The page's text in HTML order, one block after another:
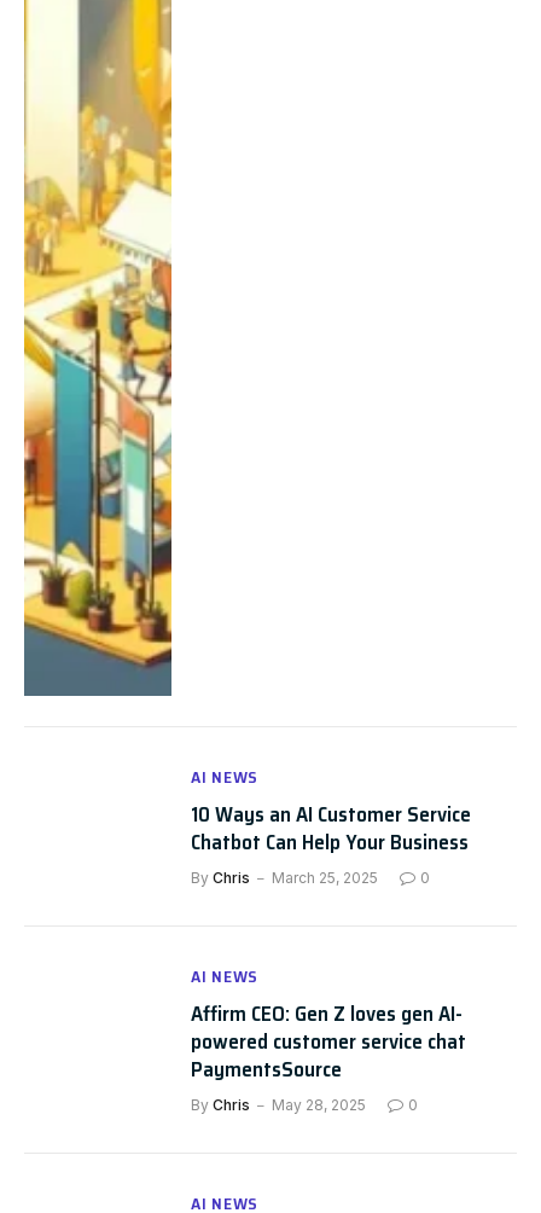
AI NEWS
10 Ways an AI Customer Service
Chatbot Can Help Your Business
By Chris March 25, 2025 0
AI NEWS
Affirm CEO: Gen Z loves gen AI-
powered customer service chat
PaymentsSource
By Chris May 28, 2025 0
AI NEWS